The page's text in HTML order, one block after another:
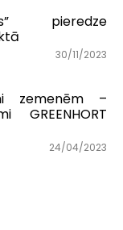
pieredze
30/11/2023
zemenēm –
GREENHORT
24/04/2023